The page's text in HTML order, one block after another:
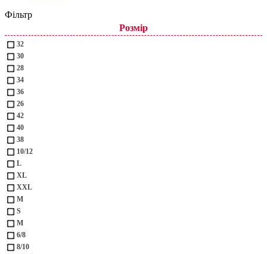
Фільтр
Розмір
32
30
28
34
36
26
42
40
38
10/12
L
XL
XXL
М
S
M
6/8
8/10